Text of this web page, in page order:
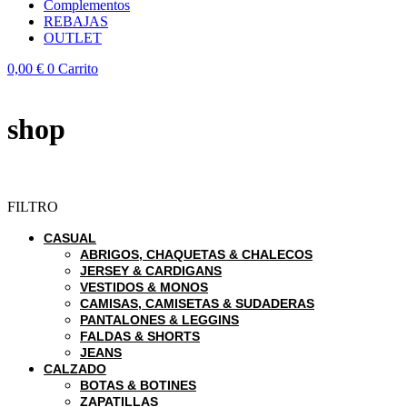
Complementos
REBAJAS
OUTLET
0,00 € 0 Carrito
shop
FILTRO
CASUAL
ABRIGOS, CHAQUETAS & CHALECOS
JERSEY & CARDIGANS
VESTIDOS & MONOS
CAMISAS, CAMISETAS & SUDADERAS
PANTALONES & LEGGINS
FALDAS & SHORTS
JEANS
CALZADO
BOTAS & BOTINES
ZAPATILLAS